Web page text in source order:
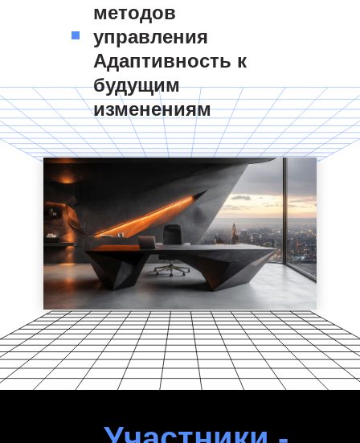
методов
управления
Адаптивность к
будущим
изменениям